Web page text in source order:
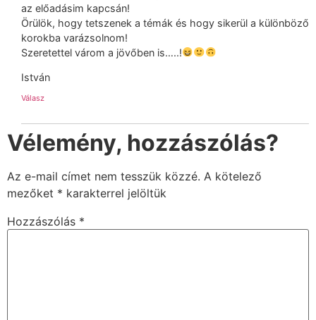
az előadásim kapcsán!
Örülök, hogy tetszenek a témák és hogy sikerül a különböző
korokba varázsolnom!
Szeretettel várom a jövőben is…..!
István
Válasz
Vélemény, hozzászólás?
Az e-mail címet nem tesszük közzé. A kötelező
mezőket * karakterrel jelöltük
Hozzászólás *